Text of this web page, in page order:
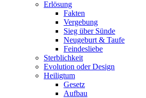
Erlösung
Fakten
Vergebung
Sieg über Sünde
Neugeburt & Taufe
Feindesliebe
Sterblichkeit
Evolution oder Design
Heiligtum
Gesetz
Aufbau